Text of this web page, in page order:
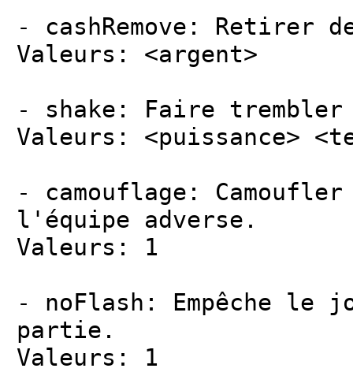
- cashRemove: Retirer
Valeurs: <argent>
- shake: Faire
Valeurs: <puissance>
- camouflage:
l'équipe adverse.
Valeurs: 1
- noFlash: Empêche
partie.
Valeurs: 1